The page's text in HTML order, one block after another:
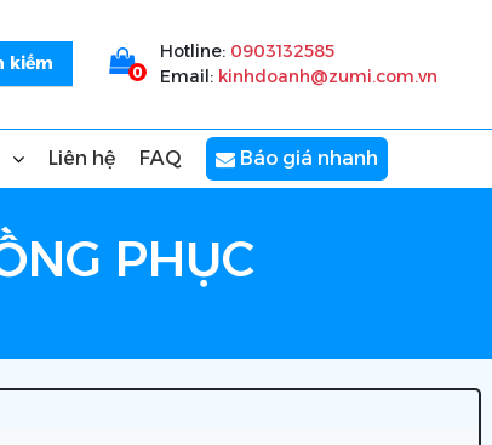
0
Hotline: 0903132585
Email: kinhdoanh@zumi.com.vn
Liên hệ FAQ Báo giá nhanh
PHỤC